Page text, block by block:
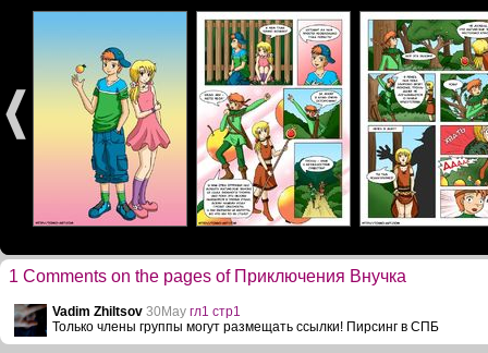
1 Comments on the pages of Приключения Внучка
Vadim Zhiltsov 30May гл1 стр1
Только члены группы могут размещать ссылки! Пирсинг в СПБ